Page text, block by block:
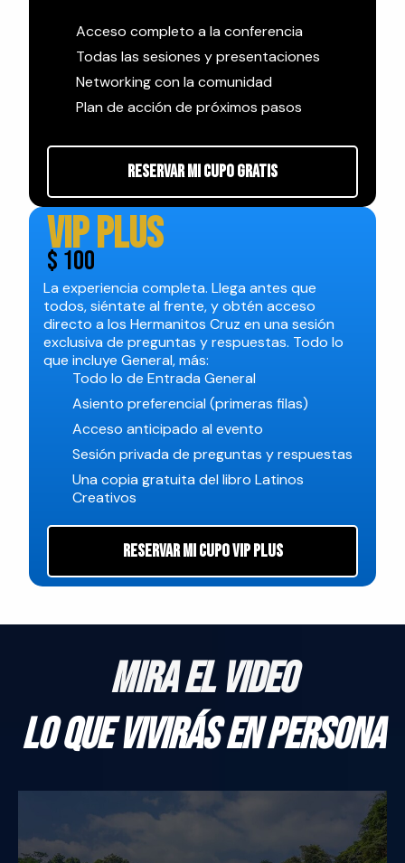
Acceso completo a la conferencia
Todas las sesiones y presentaciones
Networking con la comunidad
Plan de acción de próximos pasos
Reservar Mi Cupo Gratis
VIP Plus
$ 100
La experiencia completa. Llega antes que
todos, siéntate al frente, y obtén acceso
directo a los Hermanitos Cruz en una sesión
exclusiva de preguntas y respuestas. Todo lo
que incluye General, más:
Todo lo de Entrada General
Asiento preferencial (primeras filas)
Acceso anticipado al evento
Sesión privada de preguntas y respuestas
Una copia gratuita del libro Latinos
Creativos
RESERVAR MI CUPO VIP PLUS
Mira el video
Lo que vivirás en persona